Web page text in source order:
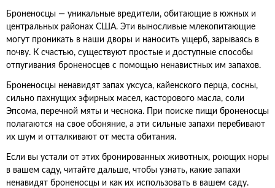
Броненосцы — уникальные вредители, обитающие в южных и
центральных районах США. Эти выносливые млекопитающие
могут проникать в наши дворы и наносить ущерб, зарываясь в
почву. К счастью, существуют простые и доступные способы
отпугивания броненосцев с помощью ненавистных им запахов.
Броненосцы ненавидят запах уксуса, кайенского перца, сосны,
сильно пахнущих эфирных масел, касторового масла, соли
Эпсома, перечной мяты и чеснока. При поиске пищи броненосцы
полагаются на свое обоняние, а эти сильные запахи перебивают
их шум и отталкивают от места обитания.
Если вы устали от этих бронированных животных, роющих норы
в вашем саду, читайте дальше, чтобы узнать, какие запахи
ненавидят броненосцы и как их использовать в вашем саду.